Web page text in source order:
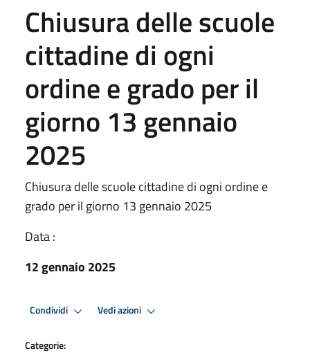
Chiusura delle scuole
cittadine di ogni
ordine e grado per il
giorno 13 gennaio
2025
Chiusura delle scuole cittadine di ogni ordine e
grado per il giorno 13 gennaio 2025
Data :
12 gennaio 2025
Condividi Vedi azioni
Categorie: